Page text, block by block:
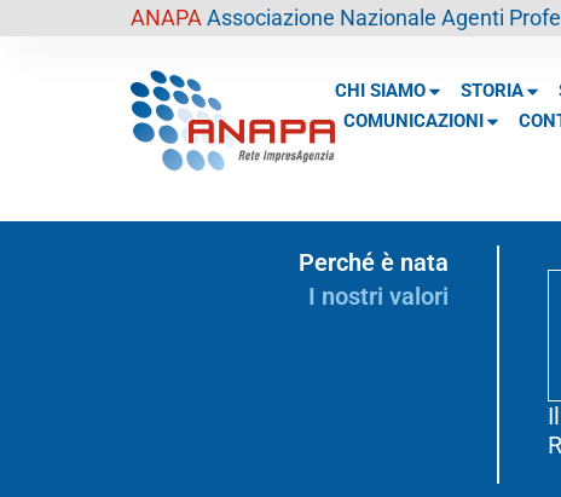
ANAPA Associazione Nazionale Agenti
CHI SIAMO STORIA
COMUNICAZIONI
Perché è nata
I nostri valori